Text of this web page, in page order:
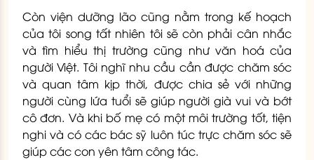
Còn viện dưỡng lão cũng nằm trong kế hoạch
của tôi song tất nhiên tôi sẽ còn phải cân nhắc
và tìm hiểu thị trường cũng như văn hoá của
người Việt. Tôi nghĩ nhu cầu cần được chăm sóc
và quan tâm kịp thời, được chia sẻ với những
người cùng lứa tuổi sẽ giúp người già vui và bớt
cô đơn. Và khi bố mẹ có một môi trường tốt, tiện
nghi và có các bác sỹ luôn túc trực chăm sóc sẽ
giúp các con yên tâm công tác.